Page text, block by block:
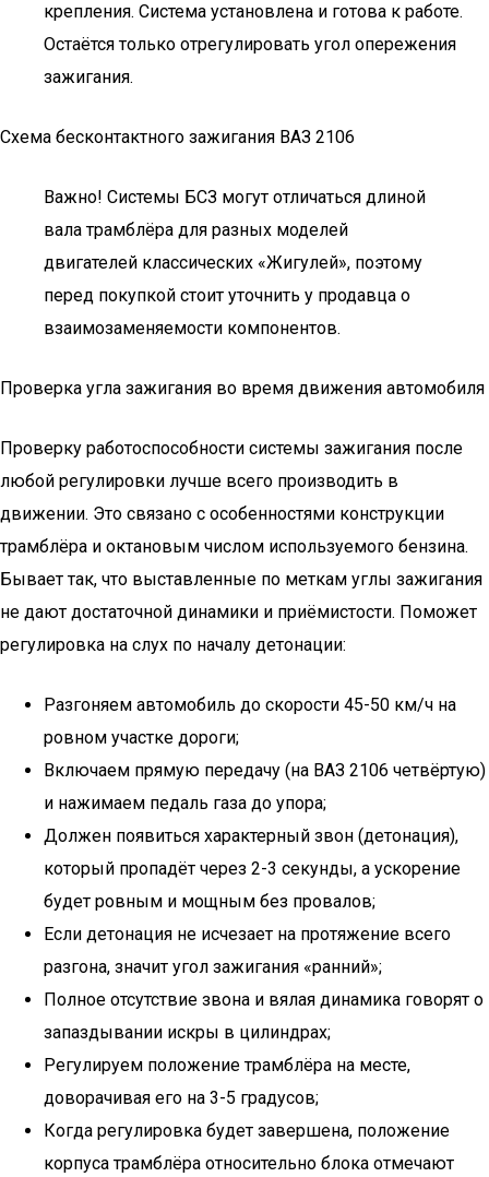
крепления. Система установлена и готова к работе.
Остаётся только отрегулировать угол опережения
зажигания.
Схема бесконтактного зажигания ВАЗ 2106
Важно! Системы БСЗ могут отличаться длиной
вала трамблёра для разных моделей
двигателей классических «Жигулей», поэтому
перед покупкой стоит уточнить у продавца о
взаимозаменяемости компонентов.
Проверка угла зажигания во время движения автомобиля
Проверку работоспособности системы зажигания после
любой регулировки лучше всего производить в
движении. Это связано с особенностями конструкции
трамблёра и октановым числом используемого бензина.
Бывает так, что выставленные по меткам углы зажигания
не дают достаточной динамики и приёмистости. Поможет
регулировка на слух по началу детонации:
Разгоняем автомобиль до скорости 45-50 км/ч на
ровном участке дороги;
Включаем прямую передачу (на ВАЗ 2106 четвёртую)
и нажимаем педаль газа до упора;
Должен появиться характерный звон (детонация),
который пропадёт через 2-3 секунды, а ускорение
будет ровным и мощным без провалов;
Если детонация не исчезает на протяжение всего
разгона, значит угол зажигания «ранний»;
Полное отсутствие звона и вялая динамика говорят о
запаздывании искры в цилиндрах;
Регулируем положение трамблёра на месте,
доворачивая его на 3-5 градусов;
Когда регулировка будет завершена, положение
корпуса трамблёра относительно блока отмечают